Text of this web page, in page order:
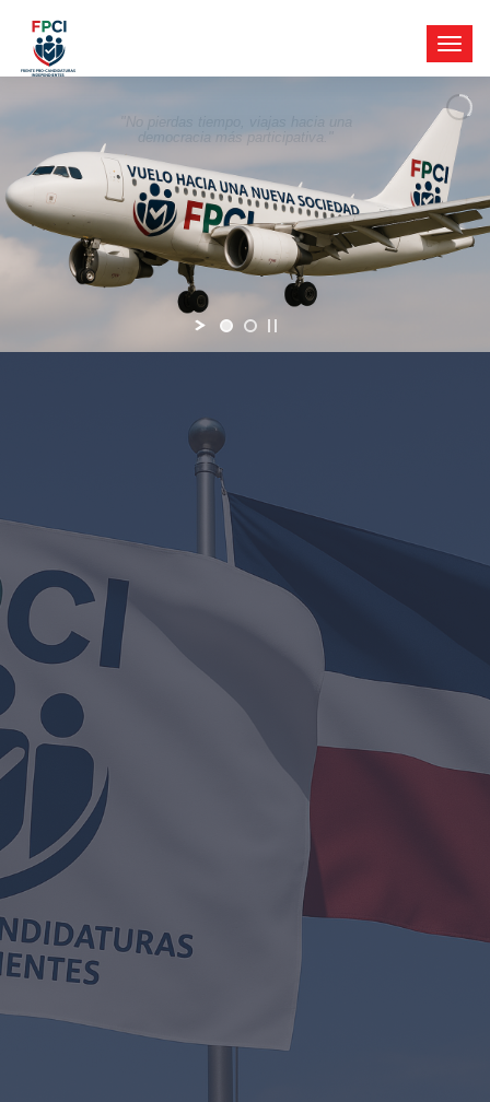
"No pierdas tiempo, viajas hacia una
democracia más participativa."